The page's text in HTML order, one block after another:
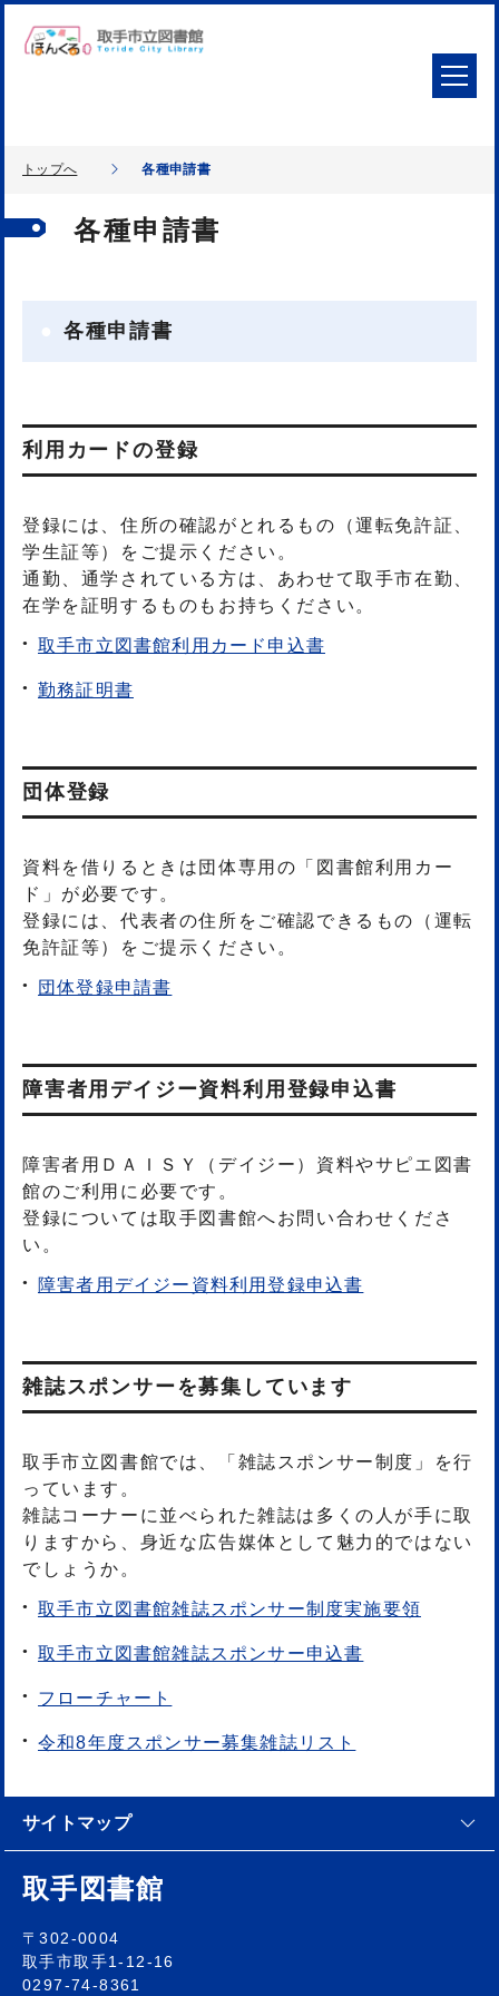
トップへ 各種申請書
各種申請書
各種申請書
利用カードの登録
登録には、住所の確認がとれるもの（運転免許証、
学生証等）をご提示ください。
通勤、通学されている方は、あわせて取手市在勤、
在学を証明するものもお持ちください。
取手市立図書館利用カード申込書
勤務証明書
団体登録
資料を借りるときは団体専用の「図書館利用カー
ド」が必要です。
登録には、代表者の住所をご確認できるもの（運転
免許証等）をご提示ください。
団体登録申請書
障害者用デイジー資料利用登録申込書
障害者用ＤＡＩＳＹ（デイジー）資料やサピエ図書
館のご利用に必要です。
登録については取手図書館へお問い合わせくださ
い。
障害者用デイジー資料利用登録申込書
雑誌スポンサーを募集しています
取手市立図書館では、「雑誌スポンサー制度」を行
っています。
雑誌コーナーに並べられた雑誌は多くの人が手に取
りますから、身近な広告媒体として魅力的ではない
でしょうか。
取手市立図書館雑誌スポンサー制度実施要領
取手市立図書館雑誌スポンサー申込書
フローチャート
令和8年度スポンサー募集雑誌リスト
サイトマップ
取手図書館
〒302-0004
取手市取手1-12-16
0297-74-8361